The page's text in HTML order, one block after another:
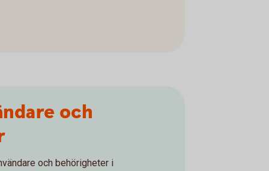
och
och behörigheter i